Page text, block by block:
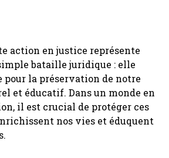
action en justice représente
bataille juridique : elle
la préservation de notre
et éducatif. Dans un monde en
il est crucial de protéger ces
nos vies et éduquent